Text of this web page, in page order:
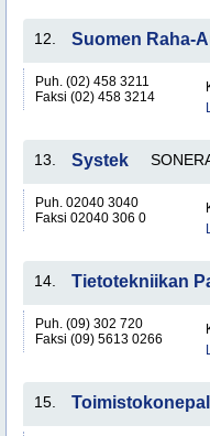
12. Suomen Raha-
Puh. (02) 458 3211
Faksi (02) 458 3214
13. Systek
Puh. 02040 3040
Faksi 02040 306 0
14. Tietotekniikan
Puh. (09) 302 720
Faksi (09) 5613 0266
15.